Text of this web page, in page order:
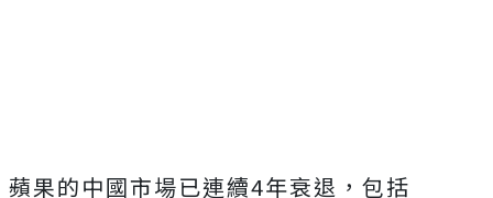
蘋果的中國市場已連續4年衰退，包括